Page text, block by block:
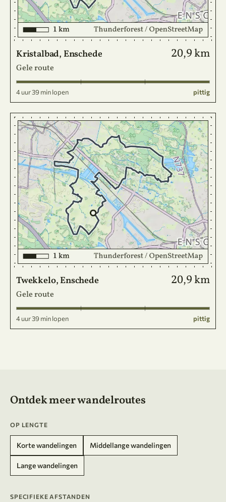
Kristalbad, Enschede 20,9 km
Gele route
4 uur 39 min lopen pittig
Twekkelo, Enschede 20,9 km
Gele route
4 uur 39 min lopen pittig
Ontdek meer wandelroutes
OP LENGTE
Korte wandelingen Middellange wandelingen
Lange wandelingen
SPECIFIEKE AFSTANDEN